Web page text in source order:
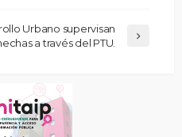
Urbano supervisan
a través del PTU.